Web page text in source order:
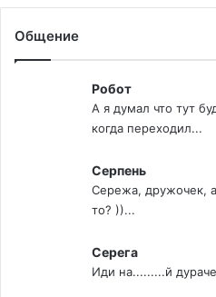
Общение
Робот
А я думал что тут
когда переходил...
Серпень
Сережа, дружочек,
то? ))...
Серега
Иди на.........й